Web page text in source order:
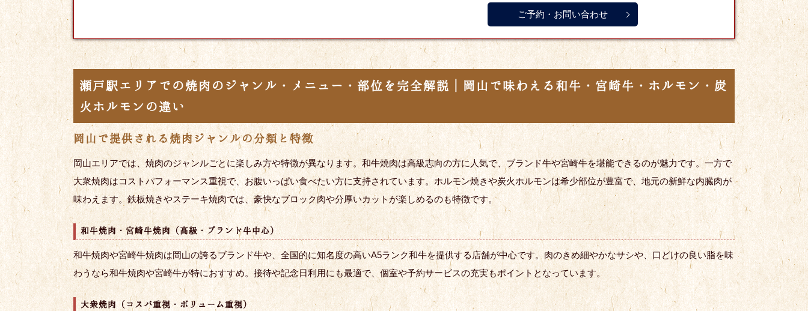
ご予約・お問い合わせ
瀬戸駅エリアでの焼肉のジャンル・メニュー・部位を完全解説｜岡山で味わえる和牛・宮崎牛・ホルモン・炭
火ホルモンの違い
岡山で提供される焼肉ジャンルの分類と特徴
岡山エリアでは、焼肉のジャンルごとに楽しみ方や特徴が異なります。和牛焼肉は高級志向の方に人気で、ブランド牛や宮崎牛を堪能できるのが魅力です。一方で
大衆焼肉はコストパフォーマンス重視で、お腹いっぱい食べたい方に支持されています。ホルモン焼きや炭火ホルモンは希少部位が豊富で、地元の新鮮な内臓肉が
味わえます。鉄板焼きやステーキ焼肉では、豪快なブロック肉や分厚いカットが楽しめるのも特徴です。
和牛焼肉・宮崎牛焼肉（高級・ブランド牛中心）
和牛焼肉や宮崎牛焼肉は岡山の誇るブランド牛や、全国的に知名度の高いA5ランク和牛を提供する店舗が中心です。肉のきめ細やかなサシや、口どけの良い脂を味
わうなら和牛焼肉や宮崎牛が特におすすめ。接待や記念日利用にも最適で、個室や予約サービスの充実もポイントとなっています。
大衆焼肉（コスパ重視・ボリューム重視）